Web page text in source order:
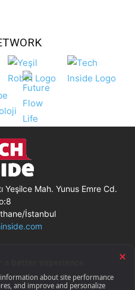
Yeşilce Mah. Yunus Emre Cd.
İstanbul